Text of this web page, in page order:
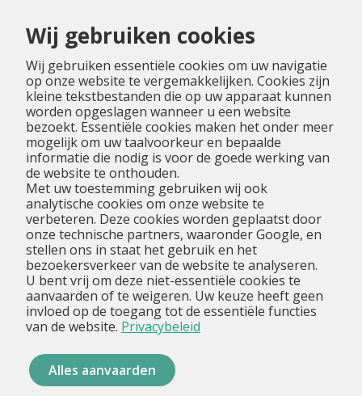
Wij gebruiken cookies
Wij gebruiken essentiële cookies om uw navigatie
op onze website te vergemakkelijken. Cookies zijn
kleine tekstbestanden die op uw apparaat kunnen
worden opgeslagen wanneer u een website
bezoekt. Essentiële cookies maken het onder meer
mogelijk om uw taalvoorkeur en bepaalde
informatie die nodig is voor de goede werking van
de website te onthouden.
Met uw toestemming gebruiken wij ook
analytische cookies om onze website te
verbeteren. Deze cookies worden geplaatst door
onze technische partners, waaronder Google, en
stellen ons in staat het gebruik en het
bezoekersverkeer van de website te analyseren.
U bent vrij om deze niet-essentiële cookies te
aanvaarden of te weigeren. Uw keuze heeft geen
invloed op de toegang tot de essentiële functies
van de website. Privacybeleid
Alles aanvaarden